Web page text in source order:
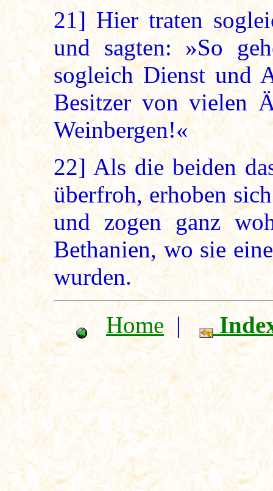
21] Hier traten
und sagten: »So
sogleich Dienst und
Besitzer von vielen
Weinbergen!«
22] Als die beiden
überfroh, erhoben
und zogen ganz
Bethanien, wo sie
wurden.
Home|